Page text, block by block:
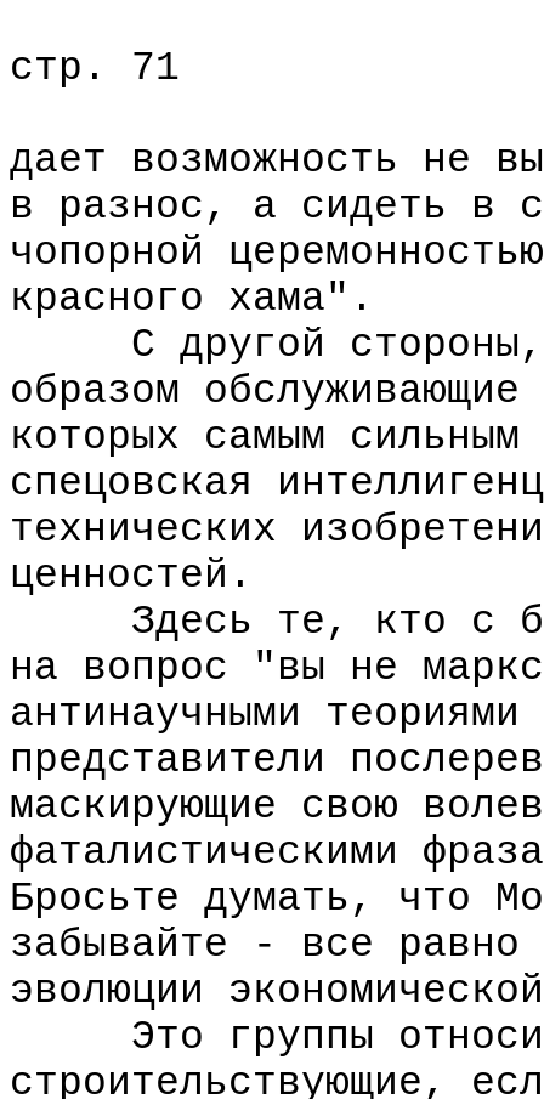
стр. 71
дает возможность не
в разнос, а сидеть в
чопорной
красного хама".
С другой стороны,
образом
которых самым сильным
спецовская
технических
ценностей.
Здесь те, кто с
на вопрос "вы не
антинаучными
представители
маскирующие свою
фаталистическими
Бросьте думать, что
забывайте - все равно
эволюции
Это группы
строительствующие,